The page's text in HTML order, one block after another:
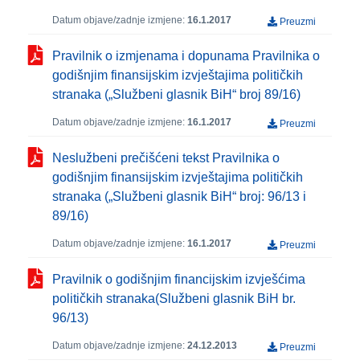
Datum objave/zadnje izmjene: 16.1.2017 Preuzmi
Pravilnik o izmjenama i dopunama Pravilnika o
godišnjim finansijskim izvještajima političkih
stranaka („Službeni glasnik BiH“ broj 89/16)
Datum objave/zadnje izmjene: 16.1.2017 Preuzmi
Neslužbeni prečišćeni tekst Pravilnika o
godišnjim finansijskim izvještajima političkih
stranaka („Službeni glasnik BiH“ broj: 96/13 i
89/16)
Datum objave/zadnje izmjene: 16.1.2017 Preuzmi
Pravilnik o godišnjim financijskim izvješćima
političkih stranaka(Službeni glasnik BiH br.
96/13)
Datum objave/zadnje izmjene: 24.12.2013 Preuzmi